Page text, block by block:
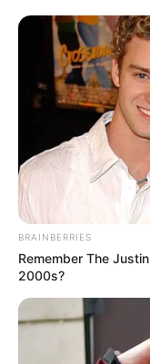
BRAINBERRIES
Remember The
2000s?